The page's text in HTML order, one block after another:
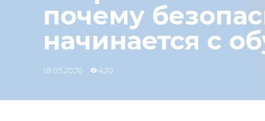
почему
начинается с
18.05.2026 420